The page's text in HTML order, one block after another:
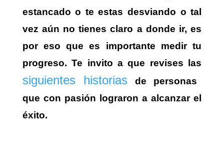
estancado o te estas desviando o tal
vez aún no tienes claro a donde ir, es
por eso que es importante medir tu
progreso. Te invito a que revises las
siguientes historias de personas
que con pasión lograron a alcanzar el
éxito.